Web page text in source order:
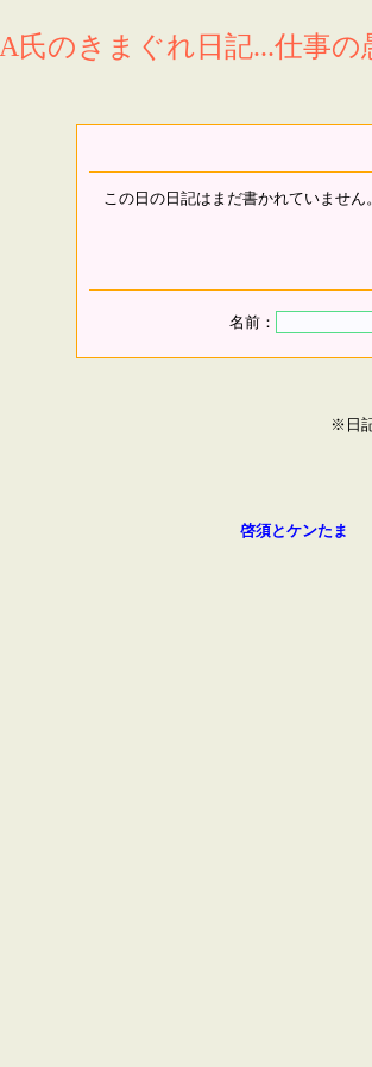
A氏のきまぐれ日記...仕事の
この日の日記はまだ書かれていません。
名前：
※日
啓須とケンたま